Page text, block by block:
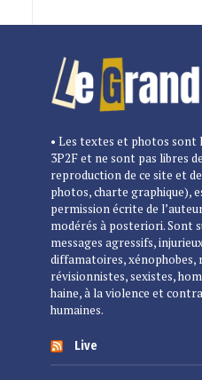
• Les textes et photos sont
3P2F et ne sont pas libres
reproduction de ce site et
photos, charte graphique),
permission écrite de
modérés à posteriori. Sont
messages agressifs,
diffamatoires, xénophobes,
révisionnistes, sexistes,
haine, à la violence et
humaines.
Live